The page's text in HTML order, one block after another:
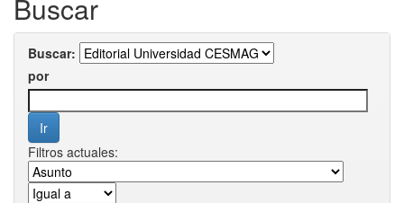
Buscar
Buscar:
por
Filtros actuales: